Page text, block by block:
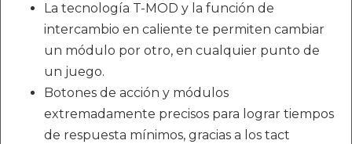
La tecnología T-MOD y la función de
intercambio en caliente te permiten cambiar
un módulo por otro, en cualquier punto de
un juego.
Botones de acción y módulos
extremadamente precisos para lograr tiempos
de respuesta mínimos, gracias a los tact